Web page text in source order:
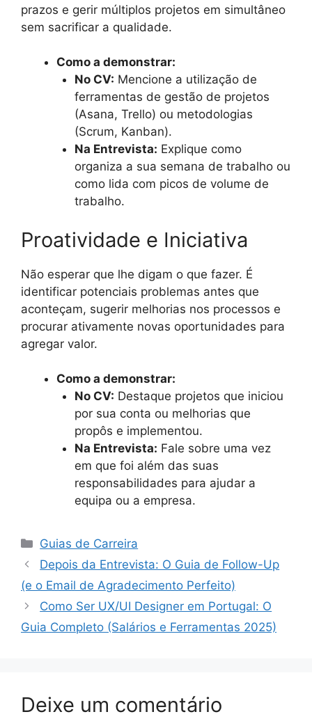
prazos e gerir múltiplos projetos em simultâneo
sem sacrificar a qualidade.
Como a demonstrar:
No CV: Mencione a utilização de
ferramentas de gestão de projetos
(Asana, Trello) ou metodologias
(Scrum, Kanban).
Na Entrevista: Explique como
organiza a sua semana de trabalho ou
como lida com picos de volume de
trabalho.
Proatividade e Iniciativa
Não esperar que lhe digam o que fazer. É
identificar potenciais problemas antes que
aconteçam, sugerir melhorias nos processos e
procurar ativamente novas oportunidades para
agregar valor.
Como a demonstrar:
No CV: Destaque projetos que iniciou
por sua conta ou melhorias que
propôs e implementou.
Na Entrevista: Fale sobre uma vez
em que foi além das suas
responsabilidades para ajudar a
equipa ou a empresa.
Categorias
Guias de Carreira
Depois da Entrevista: O Guia de Follow-Up
(e o Email de Agradecimento Perfeito)
Como Ser UX/UI Designer em Portugal: O
Guia Completo (Salários e Ferramentas 2025)
Deixe um comentário